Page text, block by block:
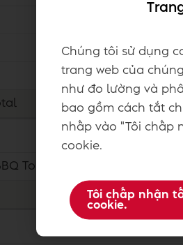
Tomato
Chúng tôi sử dụng
trang web của
như đo lường và
bao gồm cách tắt
nhấp vào "Tôi chấp
cookie.
Tôi chấp nhận
cookie.